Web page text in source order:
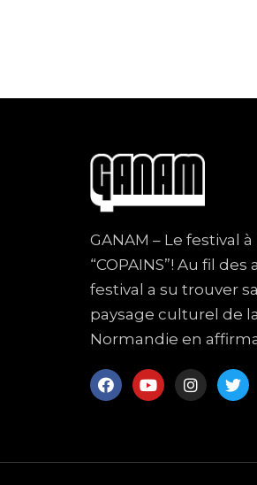
GANAM – Le festival
“COPAINS”! Au fil
festival a su trouver
paysage culturel de
Normandie en